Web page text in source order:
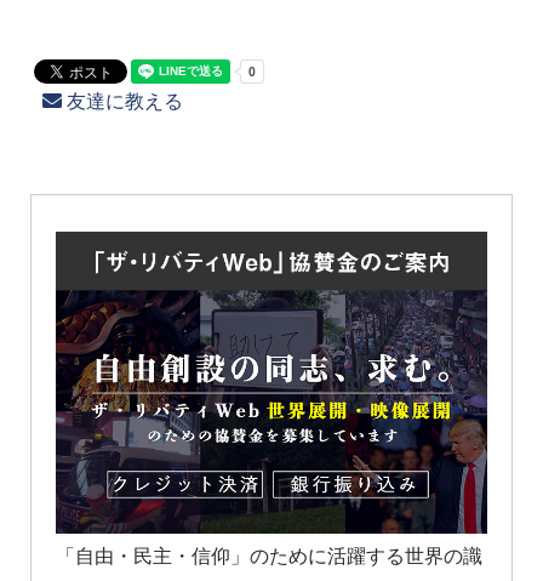
友達に教える
「自由・民主・信仰」のために活躍する世界の識